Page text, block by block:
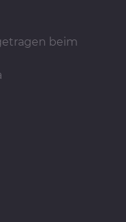
beim